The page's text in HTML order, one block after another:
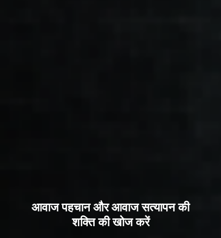
आवाज पहचान और आवाज सत्यापन की
शक्ति की खोज करें